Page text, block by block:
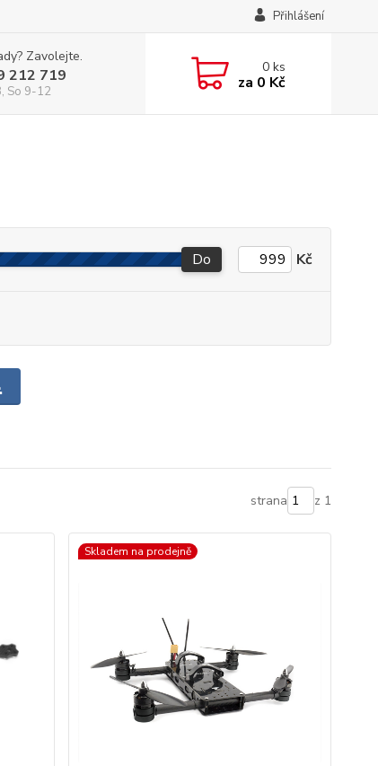
Přihlášení
Zavolejte.
212 719
So 9-12
0ks
za 0 Kč
Do Kč
strana z 1
Skladem na prodejně